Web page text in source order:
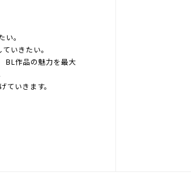
。
いきたい。
BL作品の魅力を最大
いきます。